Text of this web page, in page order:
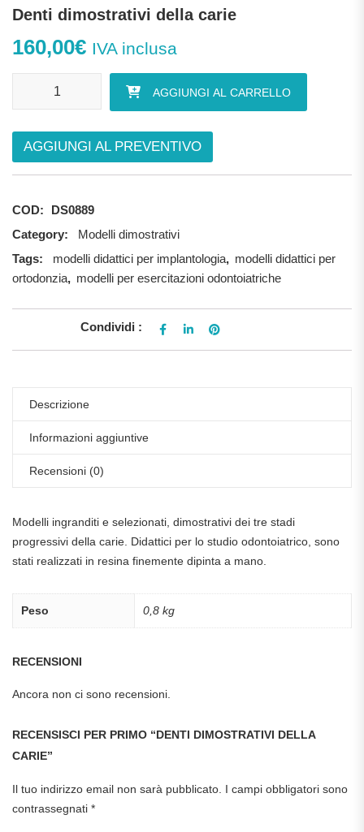
Denti dimostrativi della carie
160,00€ IVA inclusa
AGGIUNGI AL CARRELLO
AGGIUNGI AL PREVENTIVO
COD:
DS0889
Category:
Modelli dimostrativi
Tags:
modelli didattici per implantologia, modelli didattici per
ortodonzia, modelli per esercitazioni odontoiatriche
Condividi :
Descrizione
Informazioni aggiuntive
Recensioni (0)
Modelli ingranditi e selezionati, dimostrativi dei tre stadi
progressivi della carie. Didattici per lo studio odontoiatrico, sono
stati realizzati in resina finemente dipinta a mano.
Peso 0,8 kg
RECENSIONI
Ancora non ci sono recensioni.
RECENSISCI PER PRIMO “DENTI DIMOSTRATIVI DELLA
CARIE”
Il tuo indirizzo email non sarà pubblicato. I campi obbligatori sono
contrassegnati *